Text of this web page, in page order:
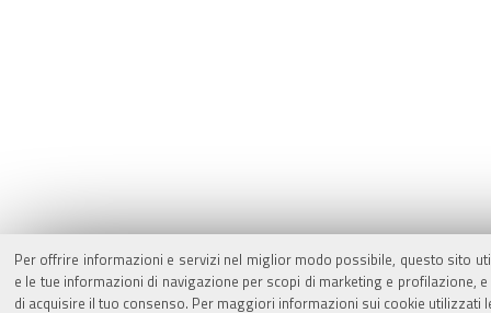
Per offrire informazioni e servizi nel miglior modo possibile, questo sito
e le tue informazioni di navigazione per scopi di marketing e
di acquisire il tuo consenso. Per maggiori informazioni sui cookie utilizzati